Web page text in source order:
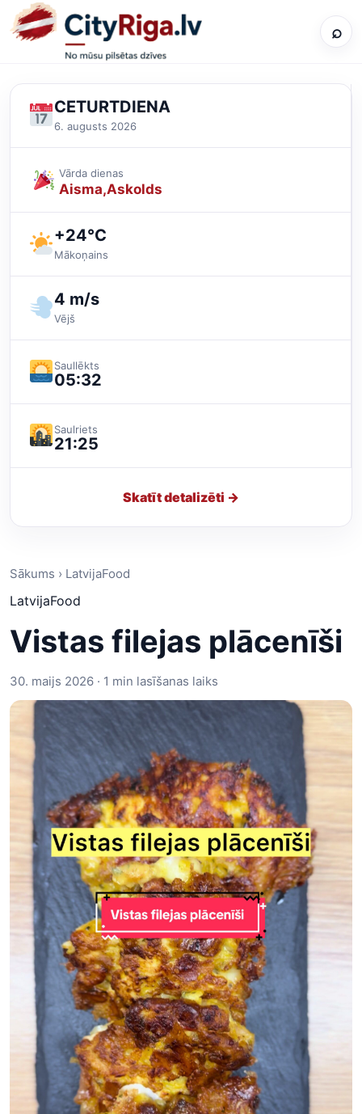
⌕
CETURTDIENA
6. augusts 2026
Vārda dienas
Aisma Askolds
+24°C
Mākoņains
4 m/s
Vējš
Saullēkts
05:32
Saulriets
21:25
Skatīt detalizēti →
Sākums › LatvijaFood
LatvijaFood
Vistas filejas plācenīši
30. maijs 2026 · 1 min lasīšanas laiks